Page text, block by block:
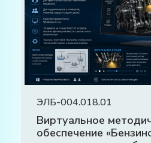
ЭЛБ-004.018.01
Виртуальное
обеспечение